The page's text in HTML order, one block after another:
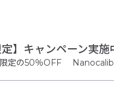
キャンペーン実施
限定の50％OFF